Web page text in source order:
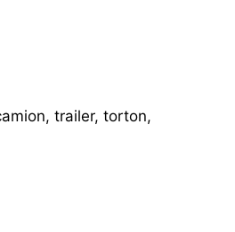
trailer, torton,